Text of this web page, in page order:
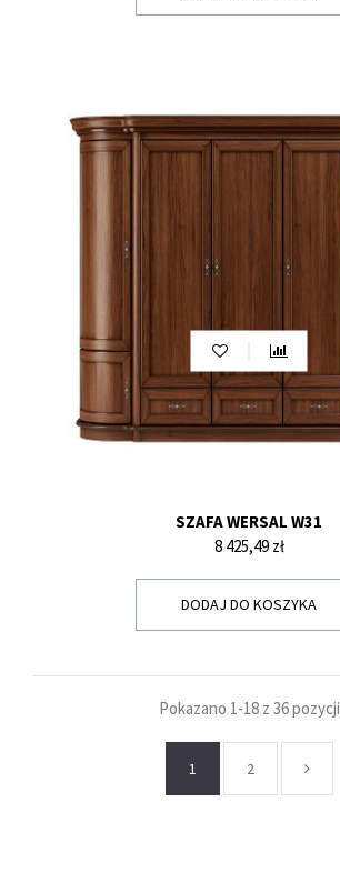
SZAFA WERSAL W31
Cena
8 425,49 zł
DODAJ DO KOSZYKA
Pokazano 1-18 z 36 pozycji
1 2